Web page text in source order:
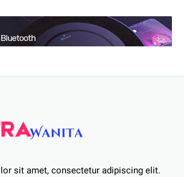
sit amet, consectetur adipiscing elit.